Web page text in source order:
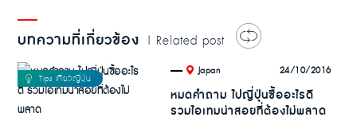
บทความที่เกี่ยวข้อง | Related post
. Japan 24/10/2016
หมดคำถาม ไปญี่ปุ่นซื้ออะไรดี
รวมไอเทมน่าสอยที่ต้องไม่พลาด